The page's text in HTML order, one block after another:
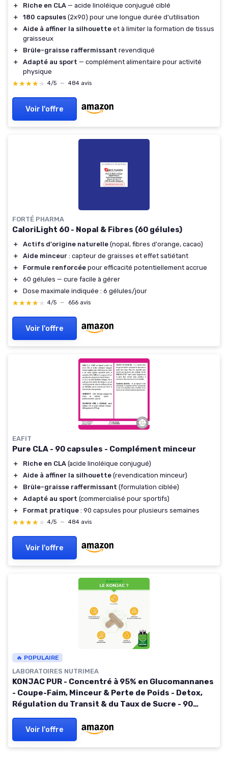
＋ Riche en CLA — acide linoléique conjugué ciblé
＋
180 capsules (2x90) pour une longue durée d'utilisation
＋
Aide à affiner la silhouette et à limiter la formation de tissus
graisseux
＋
Brûle-graisse raffermissant revendiqué
＋
Adapté au sport — complément alimentaire pour activité
physique
★★★★★
★★★★★ 4/5 — 484 avis
Voir l'offre
FORTÉ PHARMA
CaloriLight 60 - Nopal & Fibres (60 gélules)
＋ Actifs d'origine naturelle (nopal, fibres d'orange, cacao)
＋
Aide minceur : capteur de graisses et effet satiétant
＋
Formule renforcée pour efficacité potentiellement accrue
＋
60 gélules — cure facile à gérer
＋
Dose maximale indiquée : 6 gélules/jour
★★★★★
★★★★★ 4/5 — 656 avis
Voir l'offre
EAFIT
Pure CLA - 90 capsules - Complément minceur
＋ Riche en CLA (acide linoléique conjugué)
＋
Aide à affiner la silhouette (revendication minceur)
＋
Brûle-graisse raffermissant (formulation ciblée)
＋
Adapté au sport (commercialisé pour sportifs)
＋
Format pratique : 90 capsules pour plusieurs semaines
★★★★★
★★★★★ 4/5 — 484 avis
Voir l'offre
🔥 POPULAIRE
LABORATOIRES NUTRIMEA
KONJAC PUR - Concentré à 95% en Glucomannanes
- Coupe-Faim, Minceur & Perte de Poids - Detox,
Régulation du Transit & du Taux de Sucre - 90
Voir l'offre